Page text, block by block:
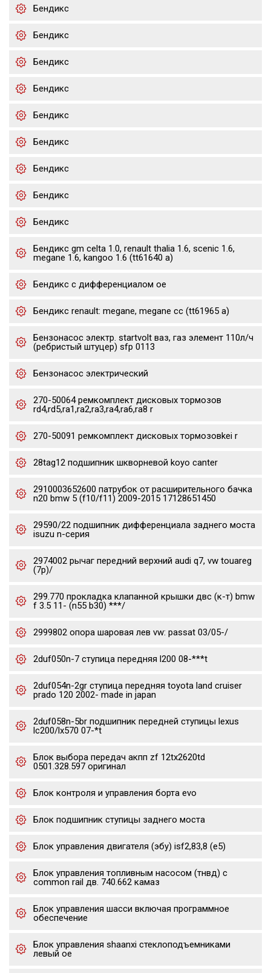
Бендикс
Бендикс
Бендикс
Бендикс
Бендикс
Бендикс
Бендикс
Бендикс
Бендикс
Бендикс gm celta 1.0, renault thalia 1.6, scenic 1.6,
megane 1.6, kangoo 1.6 (tt61640 a)
Бендикс с дифференциалом oe
Бендикс renault: megane, megane cc (tt61965 a)
Бензонасос электр. startvolt ваз, газ элемент 110л/ч
(ребристый штуцер) sfp 0113
Бензонасос электрический
270-50064 ремкомплект дисковых тормозов
rd4,rd5,ra1,ra2,ra3,ra4,ra6,ra8 r
270-50091 ремкомплект дисковых тормозовkei r
28tag12 подшипник шкворневой koyo canter
2910003652600 патрубок от расширительного бачка
n20 bmw 5 (f10/f11) 2009-2015 17128651450
29590/22 подшипник дифференциала заднего моста
isuzu n-серия
2974002 рычаг передний верхний audi q7, vw touareg
(7p)/
299.770 прокладка клапанной крышки двс (к-т) bmw
f 3.5 11- (n55 b30) ***/
2999802 опора шаровая лев vw: passat 03/05-/
2duf050n-7 ступица передняя l200 08-***t
2duf054n-2gr ступица передняя toyota land cruiser
prado 120 2002- made in japan
2duf058n-5br подшипник передней ступицы lexus
lc200/lx570 07-*t
Блок выбора передач акпп zf 12tx2620td
0501.328.597 оригинал
Блок контроля и управления борта evo
Блок подшипник ступицы заднего моста
Блок управления двигателя (эбу) isf2,83,8 (е5)
Блок управления топливным насосом (тнвд) с
common rail дв. 740.662 камаз
Блок управления шасси включая программное
обеспечение
Блок управления shaanxi стеклоподъемниками
левый oe